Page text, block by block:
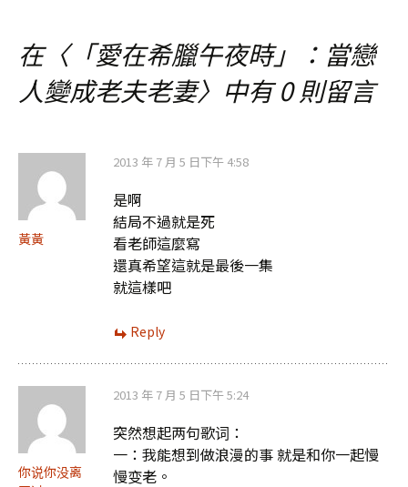
導
覽
在〈「愛在希臘午夜時」：當戀
人變成老夫老妻〉中有 0 則留言
黃黃
2013 年 7 月 5 日下午 4:58
是啊
結局不過就是死
看老師這麼寫
還真希望這就是最後一集
就這樣吧
Reply
你说你没离
2013 年 7 月 5 日下午 5:24
突然想起两句歌词：
一：我能想到做浪漫的事 就是和你一起慢
慢变老。